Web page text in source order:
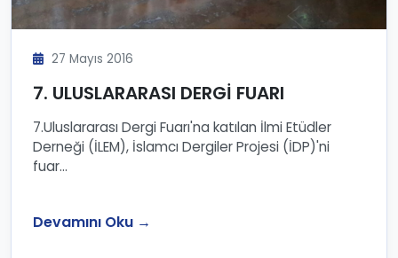
27 Mayıs 2016
7. ULUSLARARASI DERGİ FUARI
7.Uluslararası Dergi Fuarı'na katılan İlmi Etüdler
Derneği (İLEM), İslamcı Dergiler Projesi (İDP)'ni
fuar...
Devamını Oku →